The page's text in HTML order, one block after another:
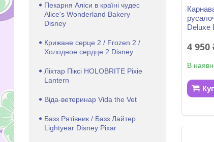
Deluxe
4 950
В
Пекарня Аліси в країні чудес
Alice's Wonderland Bakery
Disney
Крижане серце 2 / Frozen 2 /
Холодное сердце 2 Disney
Ліхтар Піксі HOLOBRITE Pixie
Lantern
Віда-ветеринар Vida the Vet
Базз Рятівник / Базз Лайтер
Lightyear Disney Pixar